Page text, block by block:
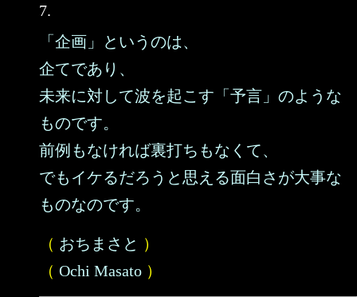
7.
「企画」というのは、
企てであり、
未来に対して波を起こす「予言」のような
ものです。
前例もなければ裏打ちもなくて、
でもイケるだろうと思える面白さが大事な
ものなのです。
（ おちまさと ）
（ Ochi Masato ）